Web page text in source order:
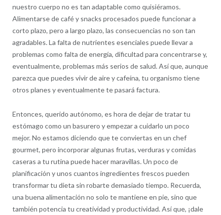
nuestro cuerpo no es tan adaptable como quisiéramos.
Alimentarse de café y snacks procesados puede funcionar a
corto plazo, pero a largo plazo, las consecuencias no son tan
agradables. La falta de nutrientes esenciales puede llevar a
problemas como falta de energía, dificultad para concentrarse y,
eventualmente, problemas más serios de salud. Así que, aunque
parezca que puedes vivir de aire y cafeína, tu organismo tiene
otros planes y eventualmente te pasará factura.
Entonces, querido autónomo, es hora de dejar de tratar tu
estómago como un basurero y empezar a cuidarlo un poco
mejor. No estamos diciendo que te conviertas en un chef
gourmet, pero incorporar algunas frutas, verduras y comidas
caseras a tu rutina puede hacer maravillas. Un poco de
planificación y unos cuantos ingredientes frescos pueden
transformar tu dieta sin robarte demasiado tiempo. Recuerda,
una buena alimentación no solo te mantiene en pie, sino que
también potencia tu creatividad y productividad. Así que, ¡dale